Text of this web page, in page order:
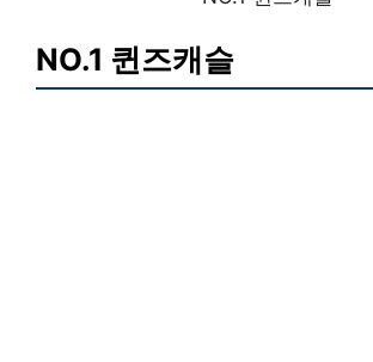
NO.1 퀸즈캐슬